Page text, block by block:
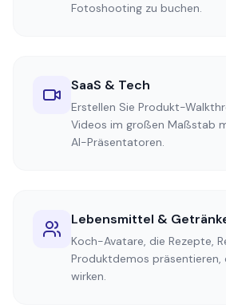
Fotoshooting zu buchen.
SaaS & Tech
Erstellen Sie Produkt-
Videos im großen Maßstab
AI-Präsentatoren.
Lebensmittel &
Koch-Avatare, die Rezepte,
Produktdemos präsentieren,
wirken.